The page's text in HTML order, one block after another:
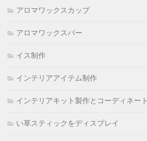
アロマワックスカップ
アロマワックスバー
イス制作
インテリアアイテム制作
インテリアキット製作とコーディネート
い草スティックをディスプレイ